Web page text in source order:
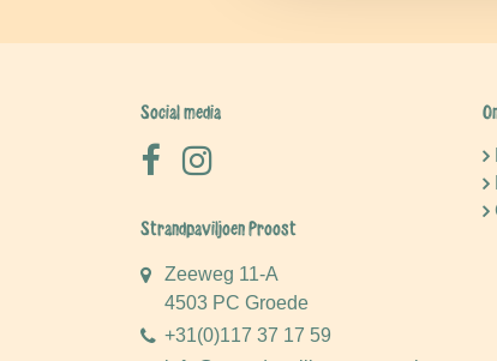
Social media
Strandpaviljoen Proost
Zeeweg 11-A
4503 PC Groede
+31(0)117 37 17 59